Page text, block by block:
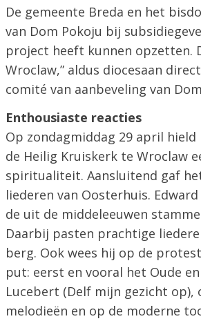
De gemeente Breda en het
van Dom Pokoju bij
project heeft kunnen opzetten.
Wroclaw,” aldus diocesaan
comité van aanbeveling van
Enthousiaste reacties
Op zondagmiddag 29 april
de Heilig Kruiskerk te Wroclaw
spiritualiteit. Aansluitend gaf
liederen van Oosterhuis.
de uit de middeleeuwen
Daarbij pasten prachtige
berg. Ook wees hij op de
put: eerst en vooral het Oude
Lucebert (Delf mijn gezicht
melodieën en op de moderne